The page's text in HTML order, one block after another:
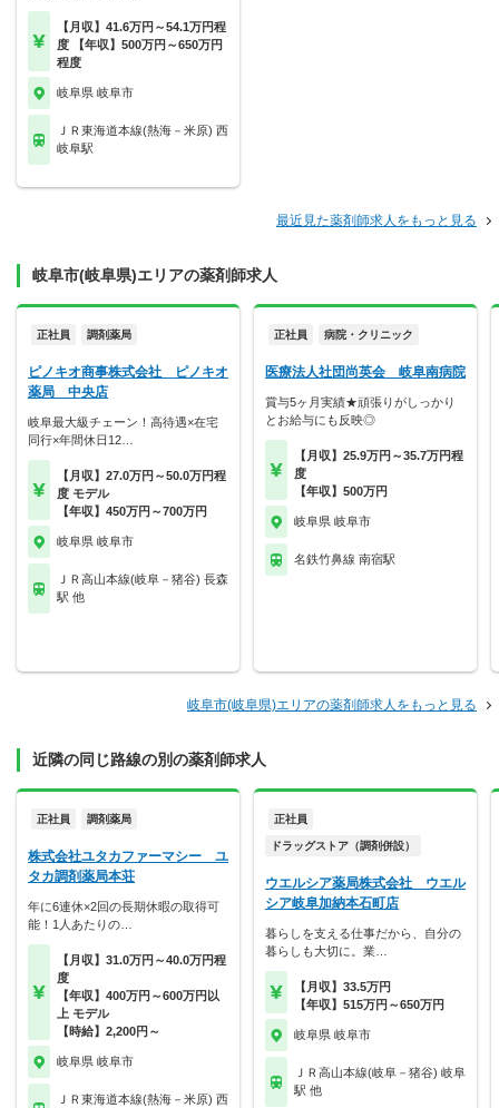
【月収】41.6万円～54.1万円程
度 【年収】500万円～650万円
程度
岐阜県 岐阜市
ＪＲ東海道本線(熱海－米原) 西
岐阜駅
最近見た薬剤師求人をもっと見る
岐阜市(岐阜県)エリアの薬剤師求人
正社員 調剤薬局
ピノキオ商事株式会社 ピノキオ
薬局 中央店
岐阜最大級チェーン！高待遇×在宅
同行×年間休日12…
【月収】27.0万円～50.0万円程
度 モデル
【年収】450万円～700万円
岐阜県 岐阜市
ＪＲ高山本線(岐阜－猪谷) 長森
駅 他
正社員 病院・クリニック
医療法人社団尚英会 岐阜南病院
賞与5ヶ月実績★頑張りがしっかり
とお給与にも反映◎
【月収】25.9万円～35.7万円程
度
【年収】500万円
岐阜県 岐阜市
名鉄竹鼻線 南宿駅
岐阜市(岐阜県)エリアの薬剤師求人をもっと見る
近隣の同じ路線の別の薬剤師求人
正社員 調剤薬局
株式会社ユタカファーマシー ユ
タカ調剤薬局本荘
年に6連休×2回の長期休暇の取得可
能！1人あたりの…
【月収】31.0万円～40.0万円程
度
【年収】400万円～600万円以
上 モデル
【時給】2,200円～
岐阜県 岐阜市
ＪＲ東海道本線(熱海－米原) 西
正社員
ドラッグストア（調剤併設）
ウエルシア薬局株式会社 ウエル
シア岐阜加納本石町店
暮らしを支える仕事だから、自分の
暮らしも大切に。業…
【月収】33.5万円
【年収】515万円～650万円
岐阜県 岐阜市
ＪＲ高山本線(岐阜－猪谷) 岐阜
駅 他